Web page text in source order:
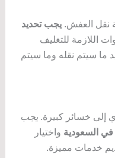
نقل العفش. يجب تحديد
اللازمة للتغليف
ما سيتم نقله وما سيتم
إلى خسائر كبيرة. يجب
السعودية واختيار
خدمات مميزة.